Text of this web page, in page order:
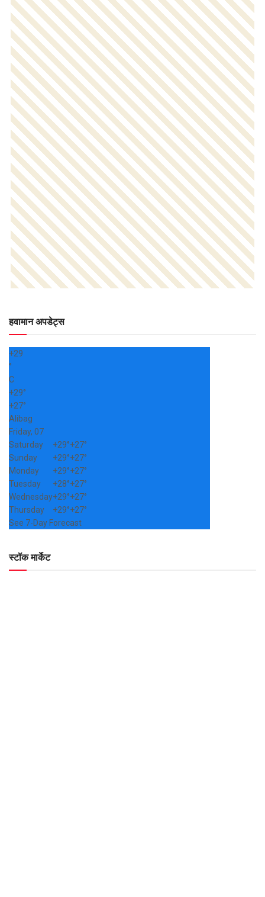
हवामान अपडेट्स
+29
°
C
+29°
+27°
Alibag
Friday, 07
Saturday
+29°+27°
Sunday
+29°+27°
Monday
+29°+27°
Tuesday
+28°+27°
Wednesday+29°+27°
Thursday
+29°+27°
See 7-Day Forecast
स्टॉक मार्केट